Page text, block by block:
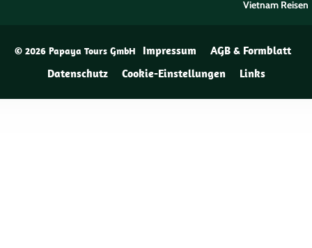
Vietnam Reisen
© 2026 Papaya Tours GmbH Impressum
AGB & Formblatt
Datenschutz
Cookie-Einstellungen Links